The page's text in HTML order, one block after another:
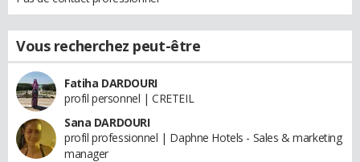
Vous recherchez peut-être
Fatiha DARDOURI
profil personnel | CRETEIL
Sana DARDOURI
profil professionnel | Daphne Hotels - Sales & marketing
manager